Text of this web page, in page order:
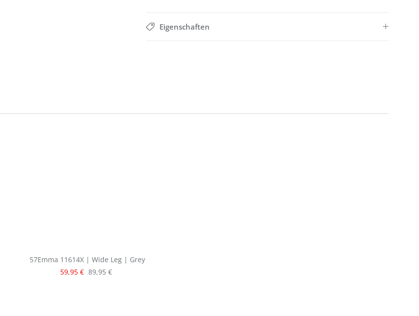
Eigenschaften
57Emma 11614X | Wide Leg | Grey
Verkaufspreis:
59,95 € Regulärer Preis:
89,95 €